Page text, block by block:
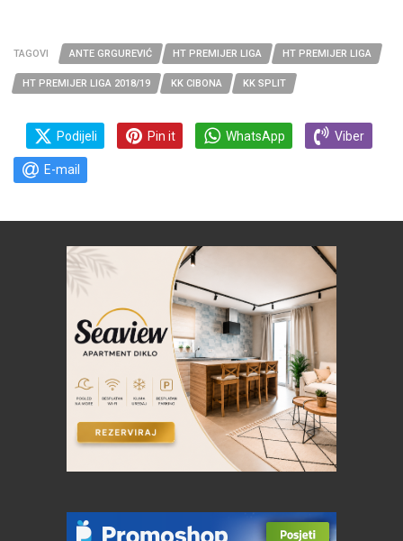
TAGOVI ANTE GRGUREVIĆ HT PREMIJER LIGA HT PREMIJER LIGA
HT PREMIJER LIGA 2018/19 KK CIBONA KK SPLIT
Podijeli Pin it WhatsApp Viber
E-mail